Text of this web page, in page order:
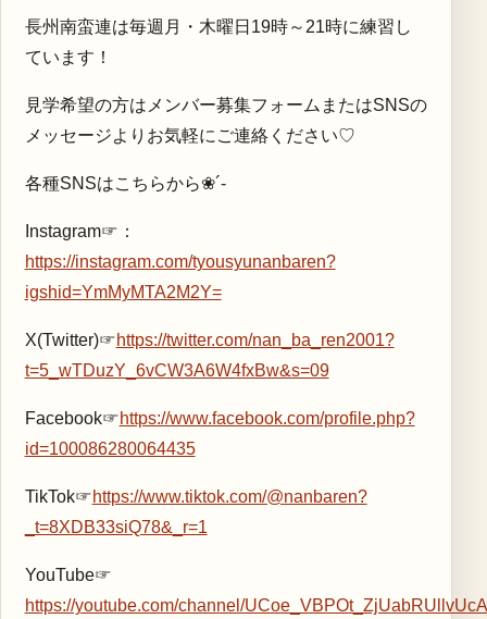
長州南蛮連は毎週月・木曜日19時～21時に練習し
ています！
見学希望の方はメンバー募集フォームまたはSNSの
メッセージよりお気軽にご連絡ください♡
各種SNSはこちらから❀´-
Instagram☞：
https://instagram.com/tyousyunanbaren?
igshid=YmMyMTA2M2Y=
X(Twitter)☞https://twitter.com/nan_ba_ren2001?
t=5_wTDuzY_6vCW3A6W4fxBw&s=09
Facebook☞https://www.facebook.com/profile.php?
id=100086280064435
TikTok☞https://www.tiktok.com/@nanbaren?
_t=8XDB33siQ78&_r=1
YouTube☞
https://youtube.com/channel/UCoe_VBPOt_ZjUabRUllvUcA